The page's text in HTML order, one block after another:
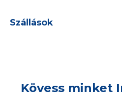
Szállások
Kövess minket